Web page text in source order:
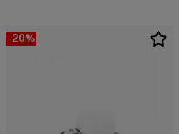
-20%